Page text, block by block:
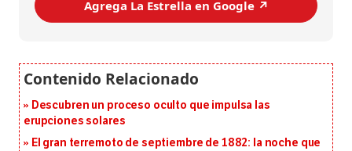
Agrega La Estrella en Google ↗️
Descubren un proceso oculto que impulsa las
erupciones solares
El gran terremoto de septiembre de 1882: la noche que